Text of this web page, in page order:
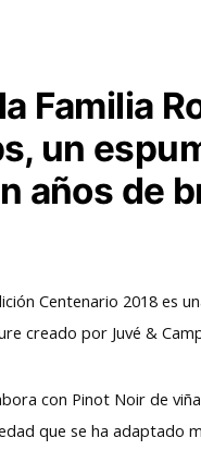
Familia
un
años de
Centenario 2018 es
creado por Juvé &
con Pinot Noir de
que se ha adaptado